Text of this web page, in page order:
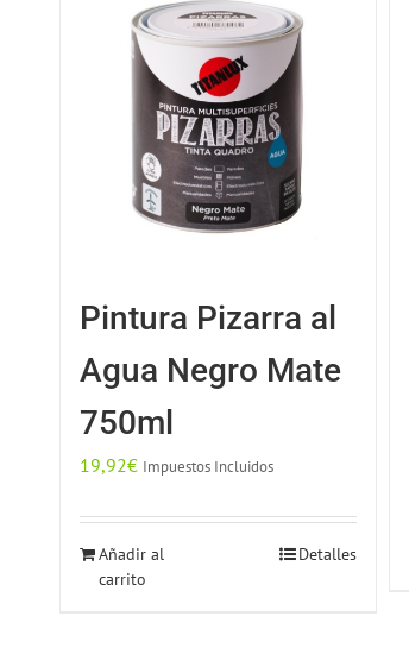
Pintura Pizarra al
Agua Negro Mate
750ml
19,92€ Impuestos Incluidos
Añadir al
carrito
Detalles